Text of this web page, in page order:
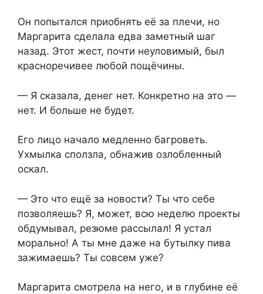
Он попытался приобнять её за плечи, но
Маргарита сделала едва заметный шаг
назад. Этот жест, почти неуловимый, был
красноречивее любой пощёчины.
— Я сказала, денег нет. Конкретно на это —
нет. И больше не будет.
Его лицо начало медленно багроветь.
Ухмылка сползла, обнажив озлобленный
оскал.
— Это что ещё за новости? Ты что себе
позволяешь? Я, может, всю неделю проекты
обдумывал, резюме рассылал! Я устал
морально! А ты мне даже на бутылку пива
зажимаешь? Ты совсем уже?
Маргарита смотрела на него, и в глубине её